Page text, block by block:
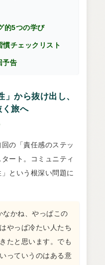
的5つの学び
チェックリスト
予告
から抜け出し、
く旅へ
の「責任感のステッ
ート。コミュニティ
という根深い問題に
なかね、やっぱこの
やっぱ冷たい人たち
たと思います。でも
っていうのはある意